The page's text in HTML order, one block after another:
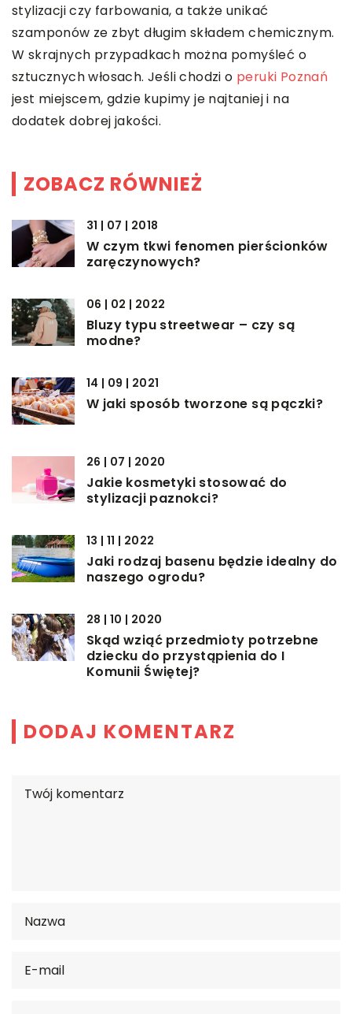
stylizacji czy farbowania, a także unikać
szamponów ze zbyt długim składem chemicznym.
W skrajnych przypadkach można pomyśleć o
sztucznych włosach. Jeśli chodzi o peruki Poznań
jest miejscem, gdzie kupimy je najtaniej i na
dodatek dobrej jakości.
ZOBACZ RÓWNIEŻ
31 | 07 | 2018
W czym tkwi fenomen pierścionków
zaręczynowych?
06 | 02 | 2022
Bluzy typu streetwear – czy są
modne?
14 | 09 | 2021
W jaki sposób tworzone są pączki?
26 | 07 | 2020
Jakie kosmetyki stosować do
stylizacji paznokci?
13 | 11 | 2022
Jaki rodzaj basenu będzie idealny do
naszego ogrodu?
28 | 10 | 2020
Skąd wziąć przedmioty potrzebne
dziecku do przystąpienia do I
Komunii Świętej?
DODAJ KOMENTARZ